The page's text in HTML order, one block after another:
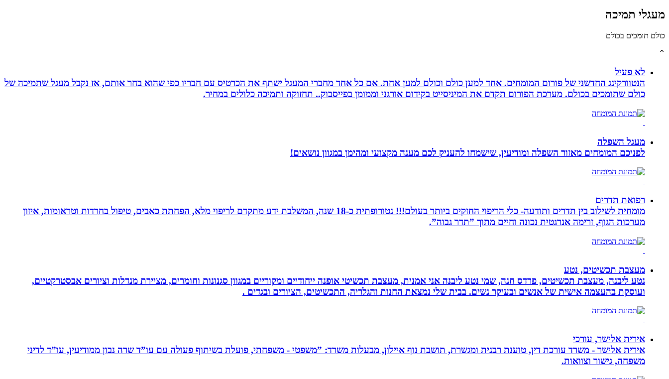
מעגלי תמיכה
כולם תומכים בכולם
⌃
לא פעיל
הנטוורקינג החדשני של פורום המומחים. אחד למען כולם וכולם למען אחת. אם כל אחד מחברי המעגל ישתף את הכרטיס עם חבריו כפי שהוא בחר אותם, אז נקבל מעגל שתמיכה של
כולם שתומכים בכולם. מערכת הפורום תקדם את המיניסייט בקידום אורגני וממומן בפייסבוק.. תחזוקה ותמיכה כלולים במחיר.
מעגל השפלה
לפניכם המומחים מאזור השפלה ומודיעין, שישמחו להעניק לכם מענה מקצועי ומהימן במגוון נושאים!
רפואת תדרים
מומחית לשילוב בין תדרים ותודעה- כלי הריפוי החזקים ביותר בעולם!!! נטורופתית כ-18 שנה, המשלבת ידע מתקדם לריפוי מלא, הפחתת כאבים, טיפול בחרדות וטראומות, איזון
מערכות הגוף, זרימה אנרגטית נכונה וחיים מתוך ”תדר גבוה”.
מעצבת תכשיטים, נטע
נטע ליבנה, מעצבת תכשיטים, פרדס חנה, שמי נטע ליבנה אני אמנית, מעצבת תכשיטי אופנה ייחודיים ומקוריים במגוון סגנונות וחומרים, מציירת מנדלות וציורים אבסטרקטיים,
ועוסקת בהעצמה אישית של אנשים ובעיקר נשים. בבית שלי נמצאת החנות והגלריה, התכשיטים, הציורים ובגדים .
אירית אלישר, עורכי
אירית אלישר - משרד עורכת דין, טוענת רבנית ומגשרת, תושבת נוף איילון, מבעלות משרד: ”משפטי - משפחתי, פועלת בשיתוף פעולה עם עו”ד שרה נבון ממודיעין, עו”ד לדיני
משפחה, גישור וצוואות.